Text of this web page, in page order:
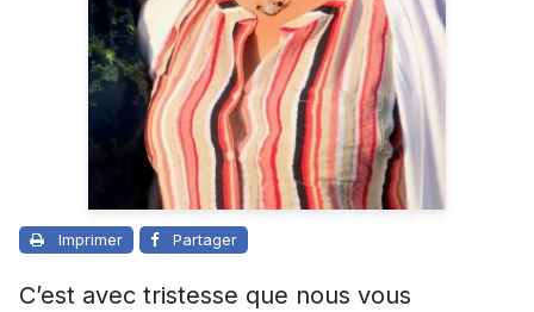
Imprimer Partager
C’est avec tristesse que nous vous